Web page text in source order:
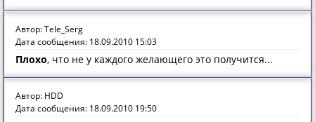
Автор: Tele_Serg
Дата сообщения: 18.09.2010 15:03
Плохо, что не у каждого желающего это получится...
Автор: HDD
Дата сообщения: 18.09.2010 19:50